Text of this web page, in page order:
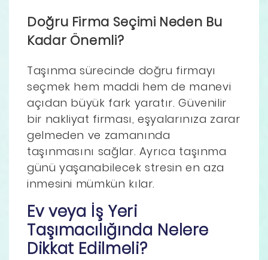
Doğru Firma Seçimi Neden Bu
Kadar Önemli?
Taşınma sürecinde doğru firmayı
seçmek hem maddi hem de manevi
açıdan büyük fark yaratır. Güvenilir
bir nakliyat firması, eşyalarınıza zarar
gelmeden ve zamanında
taşınmasını sağlar. Ayrıca taşınma
günü yaşanabilecek stresin en aza
inmesini mümkün kılar.
Ev veya İş Yeri
Taşımacılığında Nelere
Dikkat Edilmeli?